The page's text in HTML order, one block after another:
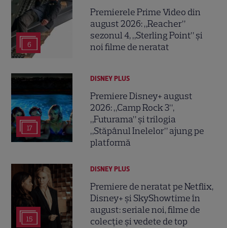
6
Premierele Prime Video din
august 2026: „Reacher”
sezonul 4, „Sterling Point” și
noi filme de neratat
17
DISNEY PLUS
Premiere Disney+ august
2026: „Camp Rock 3”,
„Futurama” și trilogia
„Stăpânul Inelelor” ajung pe
platformă
15
DISNEY PLUS
Premiere de neratat pe Netflix,
Disney+ și SkyShowtime în
august: seriale noi, filme de
colecție și vedete de top